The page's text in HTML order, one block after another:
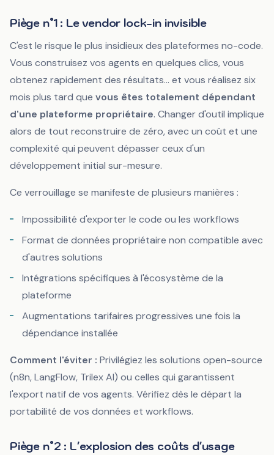
Piège n°1 : Le vendor lock-in invisible
C'est le risque le plus insidieux des plateformes no-code.
Vous construisez vos agents en quelques clics, vous
obtenez rapidement des résultats... et vous réalisez six
mois plus tard que vous êtes totalement dépendant
d'une plateforme propriétaire. Changer d'outil implique
alors de tout reconstruire de zéro, avec un coût et une
complexité qui peuvent dépasser ceux d'un
développement initial sur-mesure.
Ce verrouillage se manifeste de plusieurs manières :
Impossibilité d'exporter le code ou les workflows
Format de données propriétaire non compatible avec
d'autres solutions
Intégrations spécifiques à l'écosystème de la
plateforme
Augmentations tarifaires progressives une fois la
dépendance installée
Comment l'éviter : Privilégiez les solutions open-source
(n8n, LangFlow, Trilex AI) ou celles qui garantissent
l'export natif de vos agents. Vérifiez dès le départ la
portabilité de vos données et workflows.
Piège n°2 : L'explosion des coûts d'usage